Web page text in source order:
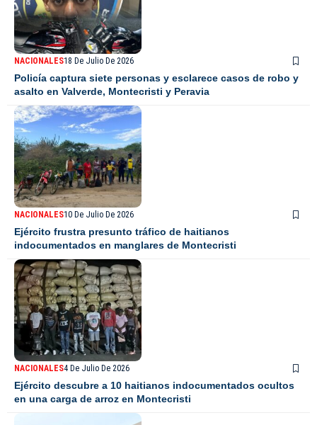
NACIONALES18 De Julio De 2026
Policía captura siete personas y esclarece casos de robo y
asalto en Valverde, Montecristi y Peravia
NACIONALES10 De Julio De 2026
Ejército frustra presunto tráfico de haitianos
indocumentados en manglares de Montecristi
NACIONALES4 De Julio De 2026
Ejército descubre a 10 haitianos indocumentados ocultos
en una carga de arroz en Montecristi